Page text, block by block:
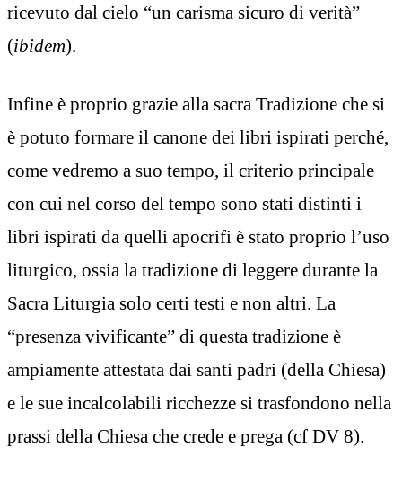
ricevuto dal cielo “un carisma sicuro di verità”
(ibidem).
Infine è proprio grazie alla sacra Tradizione che si
è potuto formare il canone dei libri ispirati perché,
come vedremo a suo tempo, il criterio principale
con cui nel corso del tempo sono stati distinti i
libri ispirati da quelli apocrifi è stato proprio l’uso
liturgico, ossia la tradizione di leggere durante la
Sacra Liturgia solo certi testi e non altri. La
“presenza vivificante” di questa tradizione è
ampiamente attestata dai santi padri (della Chiesa)
e le sue incalcolabili ricchezze si trasfondono nella
prassi della Chiesa che crede e prega (cf DV 8).